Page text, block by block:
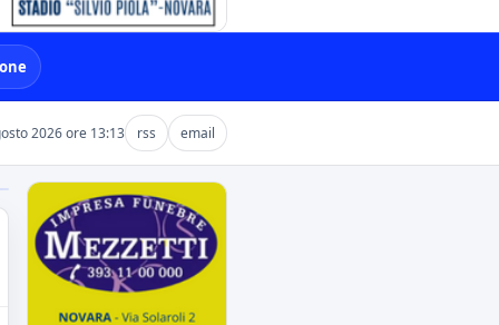
2026 ore 13:13 rss email